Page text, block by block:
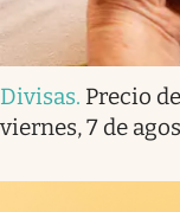
Divisas. Precio
viernes, 7 de